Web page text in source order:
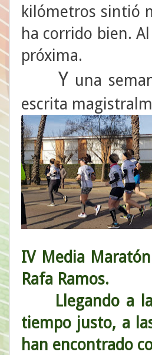
kilómetros sintió
ha corrido bien.
próxima.
Y una
escrita
IV Media
Rafa Ramos.
Llegando a la
tiempo justo, a
han encontrado